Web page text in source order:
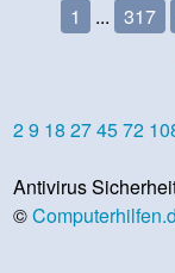
1 ... 317
29 18 274572
Antivirus
©